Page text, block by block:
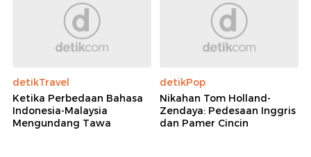
detikTravel
Ketika Perbedaan Bahasa
Indonesia-Malaysia
Mengundang Tawa
detikPop
Nikahan Tom Holland-
Zendaya: Pedesaan Inggris
dan Pamer Cincin